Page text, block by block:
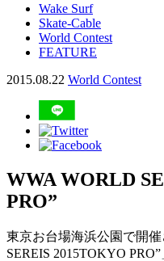
Wake Surf
Skate-Cable
World Contest
FEATURE
2015.08.22 World Contest
WWA WORLD
PRO”
東京お台場海浜公園で開
SEREIS 2015TOKYO PRO”